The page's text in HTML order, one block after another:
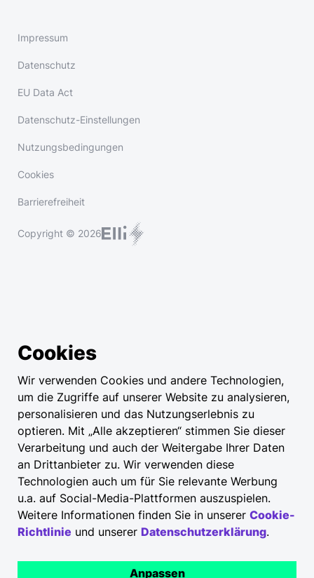
Impressum
Datenschutz
EU Data Act
Datenschutz-Einstellungen
Nutzungsbedingungen
Cookies
Barrierefreiheit
Copyright © 2026
Cookies
Wir verwenden Cookies und andere Technologien,
um die Zugriffe auf unserer Website zu analysieren,
personalisieren und das Nutzungserlebnis zu
optieren. Mit „Alle akzeptieren“ stimmen Sie dieser
Verarbeitung und auch der Weitergabe Ihrer Daten
an Drittanbieter zu. Wir verwenden diese
Technologien auch um für Sie relevante Werbung
u.a. auf Social-Media-Plattformen auszuspielen.
Weitere Informationen finden Sie in unserer Cookie-
Richtlinie und unserer Datenschutzerklärung.
Anpassen